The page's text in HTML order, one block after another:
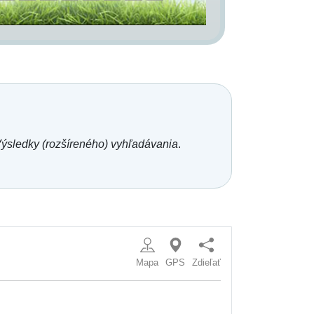
(rozšíreného) vyhľadávania.
Mapa GPS Zdieľať